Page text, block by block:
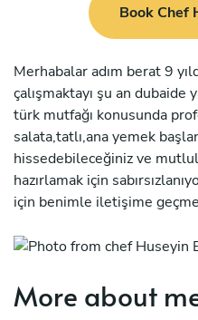
Book Chef
Merhabalar adım berat 9
çalışmaktayı şu an dubaide
türk mutfağı konusunda
salata,tatlı,ana yemek
hissedebileceğiniz ve
hazırlamak için
için benimle iletişime
More about